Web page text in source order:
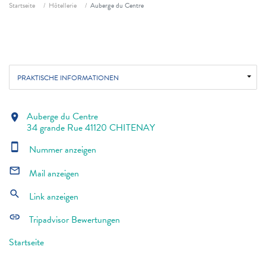
Startseite Hôtellerie Auberge du Centre
PRAKTISCHE INFORMATIONEN
location_on Auberge du Centre
34 grande Rue 41120 CHITENAY
smartphone Nummer anzeigen
mail_outline Mail anzeigen
search Link anzeigen
link
Tripadvisor Bewertungen
Startseite